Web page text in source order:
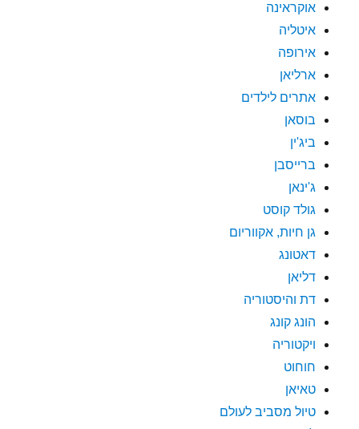
אוקראינה
איטליה
אירופה
ארליאן
אתרים לילדים
בוסאן
ביג'ין
ברייסבן
ג'ינאן
גולד קוסט
גן חיות, אקווריום
דאטונג
דליאן
דת והיסטוריה
הונג קונג
ויקטוריה
חוחוט
טאיאן
טיול מסביב לעולם